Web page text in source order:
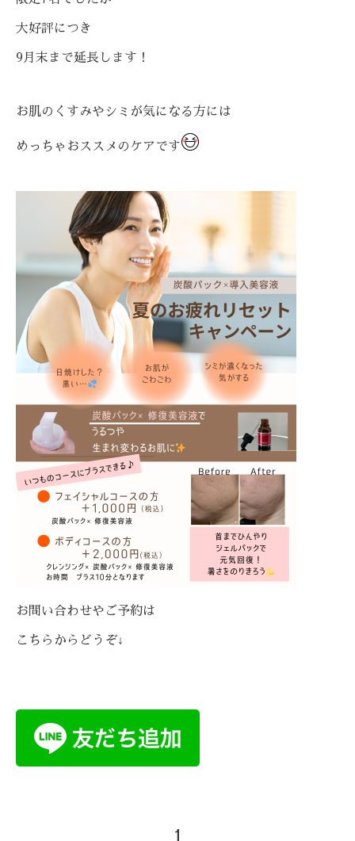
大好評につき
9月末まで延長します！
お肌のくすみやシミが気になる方には
めっちゃおススメのケアです
お問い合わせやご予約は
こちらからどうぞ↓
1